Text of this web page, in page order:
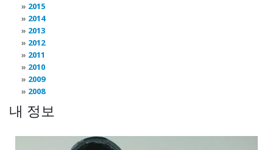
2015
2014
2013
2012
2011
2010
2009
2008
내 정보